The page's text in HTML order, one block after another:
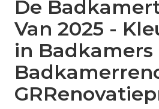
De
Van 2025 -
in Badkamers